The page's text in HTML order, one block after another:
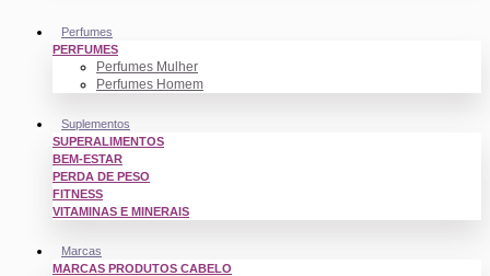
Perfumes
PERFUMES
Perfumes Mulher
Perfumes Homem
Suplementos
SUPERALIMENTOS
BEM-ESTAR
PERDA DE PESO
FITNESS
VITAMINAS E MINERAIS
Marcas
MARCAS PRODUTOS CABELO